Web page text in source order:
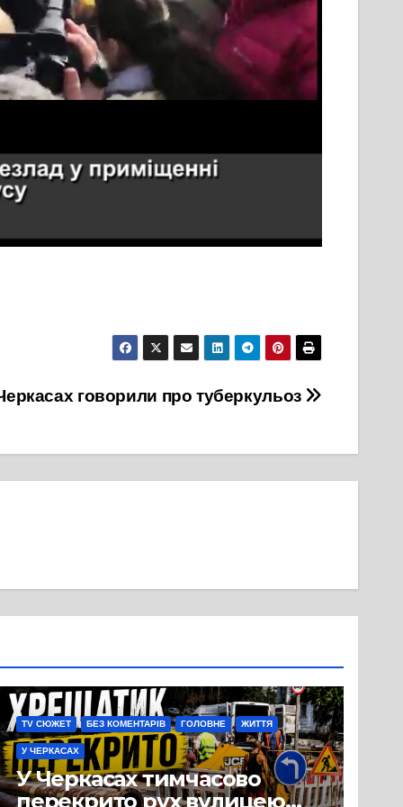
говорили про туберкульоз
TV СЮЖЕТ БЕЗ КОМЕНТАРІВ ГОЛОВНЕ ЖИТТЯ
У ЧЕРКАСАХ
У Черкасах тимчасово
перекрито рух вулицею